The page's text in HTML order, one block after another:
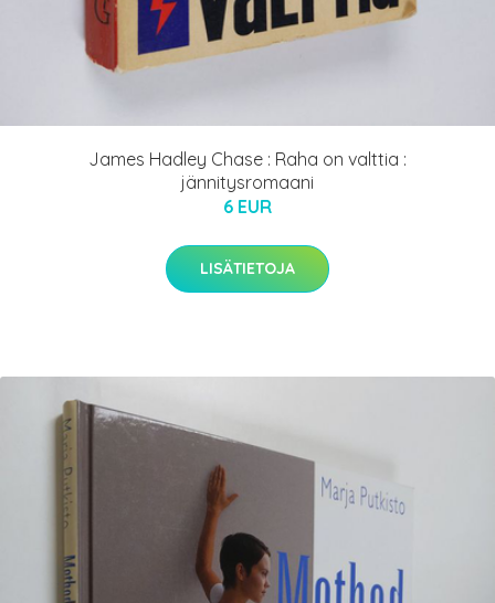
James Hadley Chase : Raha on valttia :
jännitysromaani
6 EUR
LISÄTIETOJA